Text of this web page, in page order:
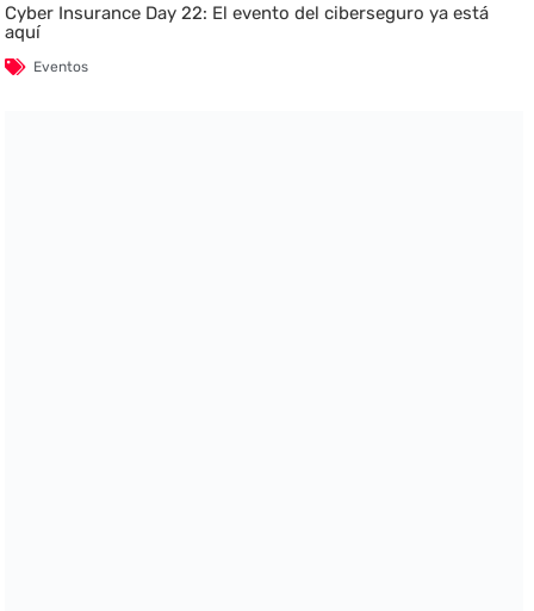
Cyber Insurance Day 22: El evento del ciberseguro ya está
aquí
Eventos